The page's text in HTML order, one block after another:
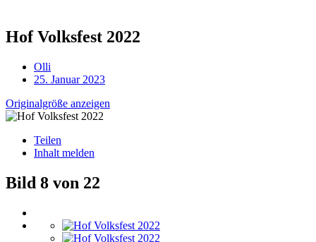
Hof Volksfest 2022
Olli
25. Januar 2023
Originalgröße anzeigen
Teilen
Inhalt melden
Bild 8 von 22